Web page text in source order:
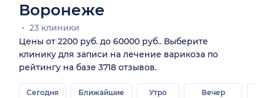
Воронеже
23 клиники
Цены от 2200 руб. до 60000 руб.. Выберите
клинику для записи на лечение варикоза по
рейтингу на базе 3718 отзывов.
Сегодня
Ближайшие
Утро
Вечер